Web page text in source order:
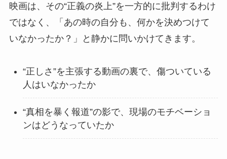
映画は、その“正義の炎上”を一方的に批判するわけ
ではなく、「あの時の自分も、何かを決めつけて
いなかったか？」と静かに問いかけてきます。
“正しさ”を主張する動画の裏で、傷ついている
人はいなかったか
“真相を暴く報道”の影で、現場のモチベーショ
ンはどうなっていたか